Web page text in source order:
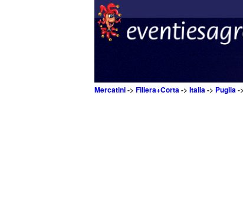
Mercatini-> Filiera+Corta-> Italia-> Puglia->